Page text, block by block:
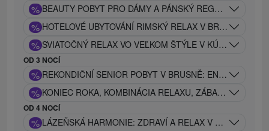
% BEAUTY POBYT PRO DÁMY A PÁNSKÝ REGENERAČNÍ
% HOTELOVÉ UBYTOVÁNÍ RIMSKÝ RELAX V BRUSNĚ:
% SVIATOČNÝ RELAX VO VEĽKOM ŠTÝLE V KÚPEĽOCH
OD 3 NOCÍ
% REKONDIČNÍ SENIOR POBYT V BRUSNĚ: ENERGIE A
% KONIEC ROKA, KOMBINÁCIA RELAXU, ZÁBAVY A
OD 4 NOCÍ
% LÁZEŇSKÁ HARMONIE: ZDRAVÍ A RELAX V SRDCI